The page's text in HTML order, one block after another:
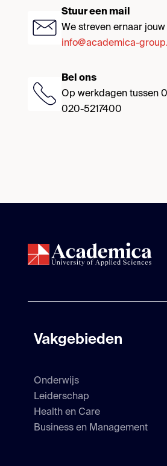
Stuur een mail
We streven ernaar
info@academica-
Bel ons
Op werkdagen tussen
020-5217400
Vakgebieden
Onderwijs
Leiderschap
Health en Care
Business en Management